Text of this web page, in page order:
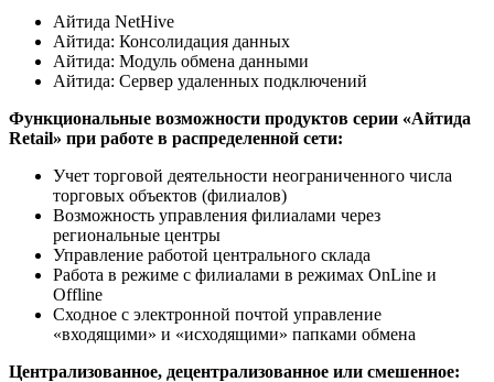
Айтида NetHive
Айтида: Консолидация данных
Айтида: Модуль обмена данными
Айтида: Сервер удаленных подключений
Функциональные возможности продуктов серии «Айтида
Retail» при работе в распределенной сети:
Учет торговой деятельности неограниченного числа
торговых объектов (филиалов)
Возможность управления филиалами через
региональные центры
Управление работой центрального склада
Работа в режиме с филиалами в режимах OnLine и
Offline
Сходное с электронной почтой управление
«входящими» и «исходящими» папками обмена
Централизованное, децентрализованное или смешенное: